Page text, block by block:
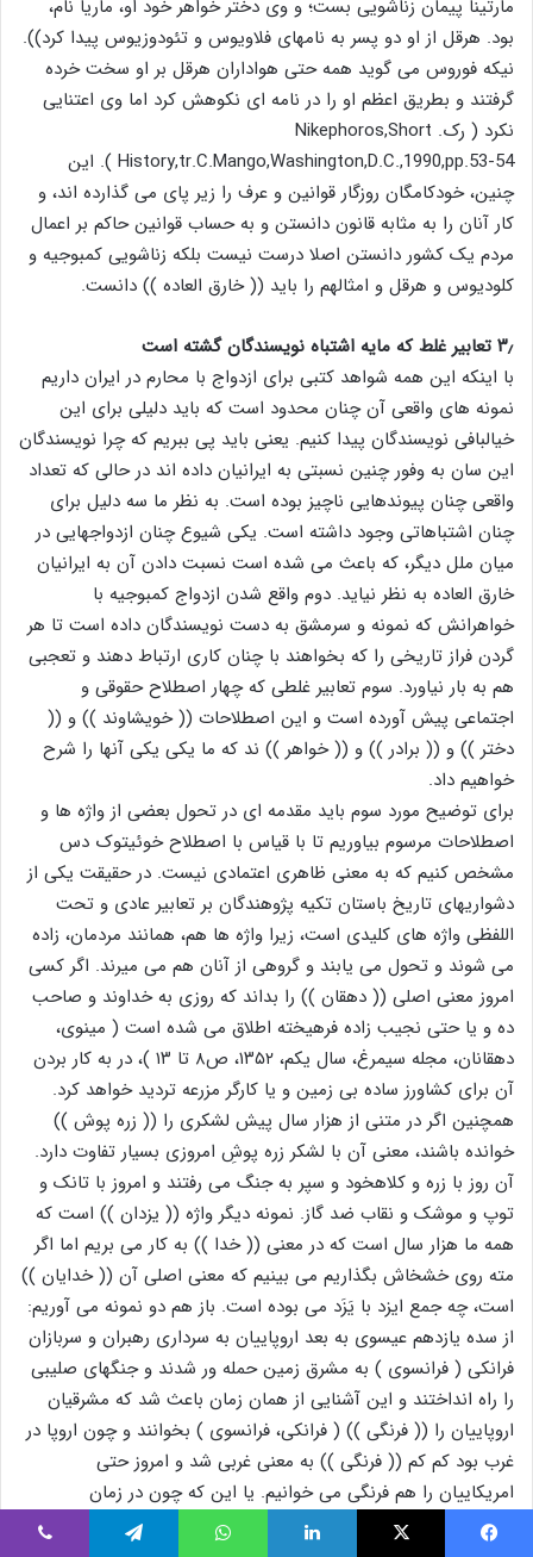
مارتینا پیمان زناشویی بست؛ و وی دختر خواهر خود او، ماریا نام،
بود. هرقل از او دو پسر به نامهای فلاویوس و تئودوزیوس پیدا کرد)).
نیکه فوروس می گوید همه حتی هواداران هرقل بر او سخت خرده
گرفتند و بطریق اعظم او را در نامه ای نکوهش کرد اما وی اعتنایی
نکرد ( رک. Nikephoros,Short
History,tr.C.Mango,Washington,D.C.,1990,pp.53-54 ). این
چنین، خودکامگان روزگار قوانین و عرف را زیر پای می گذارده اند، و
کار آنان را به مثابه قانون دانستن و به حساب قوانین حاکم بر اعمال
مردم یک کشور دانستن اصلا درست نیست بلکه زناشویی کمبوجیه و
کلودیوس و هرقل و امثالهم را باید (( خارق العاده )) دانست.
۳٫ تعابیر غلط که مایه اشتباه نویسندگان گشته است
با اینکه این همه شواهد کتبی برای ازدواج با محارم در ایران داریم
نمونه های واقعی آن چنان محدود است که باید دلیلی برای این
خیالبافی نویسندگان پیدا کنیم. یعنی باید پی ببریم که چرا نویسندگان
این سان به وفور چنین نسبتی به ایرانیان داده اند در حالی که تعداد
واقعی چنان پیوندهایی ناچیز بوده است. به نظر ما سه دلیل برای
چنان اشتباهاتی وجود داشته است. یکی شیوع چنان ازدواجهایی در
میان ملل دیگر، که باعث می شده است نسبت دادن آن به ایرانیان
خارق العاده به نظر نیاید. دوم واقع شدن ازدواج کمبوجیه با
خواهرانش که نمونه و سرمشق به دست نویسندگان داده است تا هر
گردن فراز تاریخی را که بخواهند با چنان کاری ارتباط دهند و تعجبی
هم به بار نیاورد. سوم تعابیر غلطی که چهار اصطلاح حقوقی و
اجتماعی پیش آورده است و این اصطلاحات (( خویشاوند )) و ((
دختر )) و (( برادر )) و (( خواهر )) ند که ما یکی یکی آنها را شرح
خواهیم داد.
برای توضیح مورد سوم باید مقدمه ای در تحول بعضی از واژه ها و
اصطلاحات مرسوم بیاوریم تا با قیاس با اصطلاح خوئیتوک دس
مشخص کنیم که به معنی ظاهری اعتمادی نیست. در حقیقت یکی از
دشواریهای تاریخ باستان تکیه پژوهندگان بر تعابیر عادی و تحت
اللفظی واژه های کلیدی است، زیرا واژه ها هم، همانند مردمان، زاده
می شوند و تحول می یابند و گروهی از آنان هم می میرند. اگر کسی
امروز معنی اصلی (( دهقان )) را بداند که روزی به خداوند و صاحب
ده و یا حتی نجیب زاده فرهیخته اطلاق می شده است ( مینوی،
دهقانان، مجله سیمرغ، سال یکم، ۱۳۵۲، ص۸ تا ۱۳ )، در به کار بردن
آن برای کشاورز ساده بی زمین و یا کارگر مزرعه تردید خواهد کرد.
همچنین اگر در متنی از هزار سال پیش لشکری را (( زره پوش ))
خوانده باشند، معنی آن با لشکر زره پوشِ امروزی بسیار تفاوت دارد.
آن روز با زره و کلاهخود و سپر به جنگ می رفتند و امروز با تانک و
توپ و موشک و نقاب ضد گاز. نمونه دیگر واژه (( یزدان )) است که
همه ما هزار سال است که در معنی (( خدا )) به کار می بریم اما اگر
مته روی خشخاش بگذاریم می بینیم که معنی اصلی آن (( خدایان ))
است، چه جمع ایزد با یَزَد می بوده است. باز هم دو نمونه می آوریم:
از سده یازدهم عیسوی به بعد اروپاییان به سرداری رهبران و سربازان
فرانکی ( فرانسوی ) به مشرق زمین حمله ور شدند و جنگهای صلیبی
را راه انداختند و این آشنایی از همان زمان باعث شد که مشرقیان
اروپاییان را (( فرنگی )) ( فرانکی، فرانسوی ) بخوانند و چون اروپا در
غرب بود کم کم (( فرنگی )) به معنی غربی شد و امروز حتی
امریکاییان را هم فرنگی می خوانیم. یا این که چون در زمان
هخامنشیان پادشاهان ایران از (( پارس )) برخاستند، دولت آنها را ((